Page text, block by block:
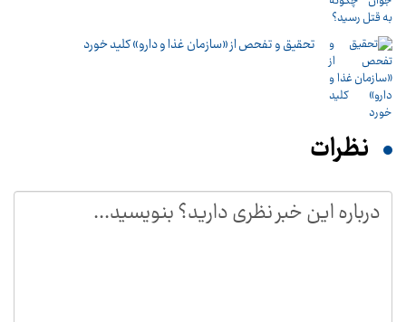
تحقیق و تفحص از «سازمان غذا و دارو» کلید خورد
نظرات